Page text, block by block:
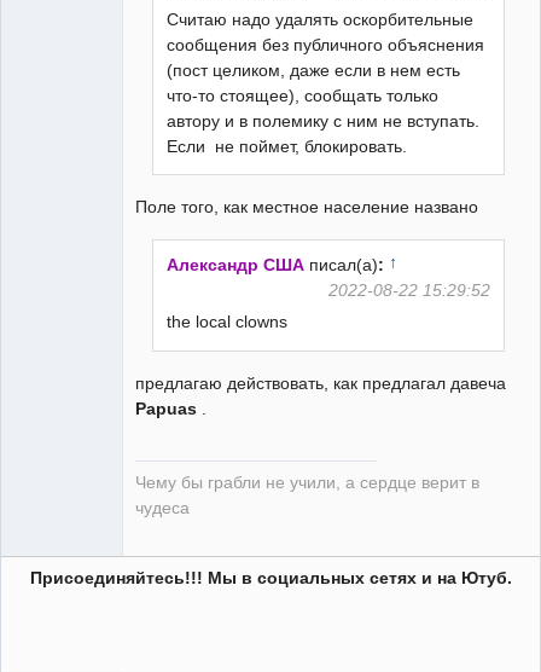
Считаю надо удалять оскорбительные
сообщения без публичного объяснения
(пост целиком, даже если в нем есть
что-то стоящее), сообщать только
автору и в полемику с ним не вступать.
Если не поймет, блокировать.
Поле того, как местное население названо
Александр США писал(а): ↑
2022-08-22 15:29:52
the local clowns
предлагаю действовать, как предлагал давеча
Papuas
Чему бы грабли не учили, а сердце верит в
чудеса
Присоединяйтесь!!! Мы в социальных сетях и на Ютуб.